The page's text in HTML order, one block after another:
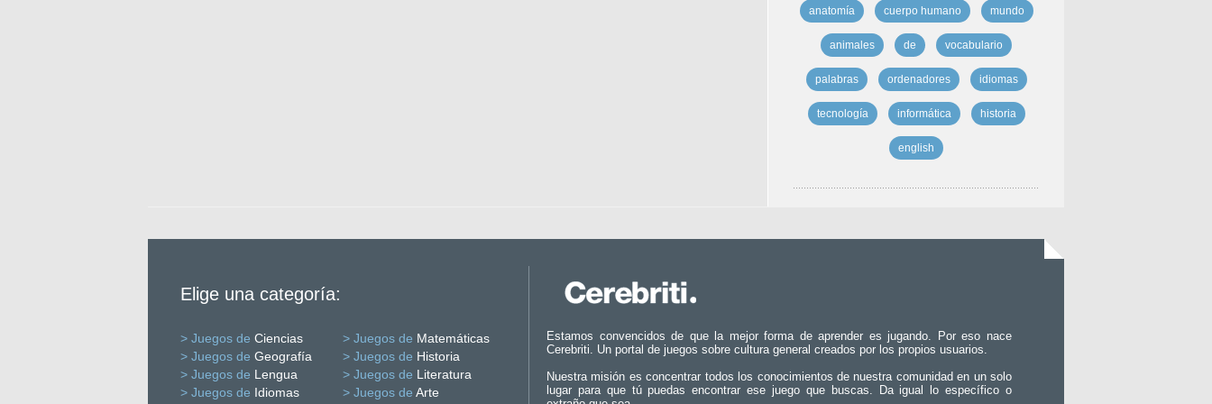
anatomía cuerpo humano mundo
animales de vocabulario
palabras ordenadores idiomas
tecnología informática historia
english
Elige una categoría:
> Juegos de Ciencias > Juegos de Matemáticas
> Juegos de Geografía > Juegos de Historia
> Juegos de Lengua > Juegos de Literatura
> Juegos de Idiomas > Juegos de Arte
Estamos convencidos de que la mejor forma de aprender es jugando. Por eso nace
Cerebriti. Un portal de juegos sobre cultura general creados por los propios usuarios.
Nuestra misión es concentrar todos los conocimientos de nuestra comunidad en un solo
lugar para que tú puedas encontrar ese juego que buscas. Da igual lo específico o